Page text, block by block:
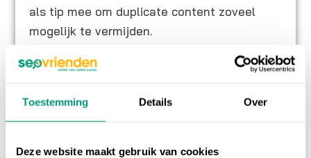
Toestemming Details Over
Deze website maakt gebruik van cookies
als tip mee om duplicate content zoveel
mogelijk te vermijden.
Een microsite wordt ook veel gebruikt als
veel bezocht wordt bijvoorbeeld. Om de
ingezet.